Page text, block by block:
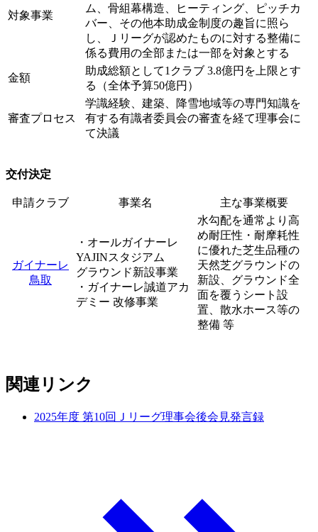
対象事業
ム、骨組幕構造、ヒーティング、ピッチカ
バー、その他本助成金制度の趣旨に照ら
し、Ｊリーグが認めたものに対する整備に
係る費用の全部または一部を対象とする
金額
助成総額として1クラブ 3.8億円を上限とす
る（全体予算50億円）
審査プロセス
学識経験、建築、降雪地域等の専門知識を
有する有識者委員会の審査を経て理事会に
て決議
交付決定
申請クラブ 事業名 主な事業概要
ガイナーレ
鳥取
・オールガイナーレ
YAJINスタジアム
グラウンド新設事業
・ガイナーレ誠道アカ
デミー 改修事業
水勾配を通常より高
め耐圧性・耐摩耗性
に優れた芝生品種の
天然芝グラウンドの
新設、グラウンド全
面を覆うシート設
置、散水ホース等の
整備 等
関連リンク
2025年度 第10回Ｊリーグ理事会後会見発言録